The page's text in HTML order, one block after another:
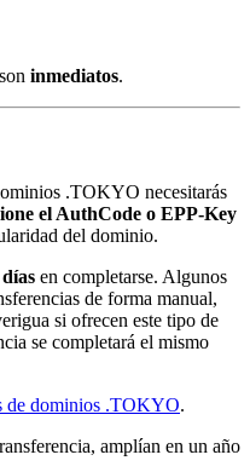
inmediatos.
.TOKYO necesitarás
el AuthCode o EPP-Key
del dominio.
en completarse. Algunos
de forma manual,
si ofrecen este tipo de
se completará el mismo
de dominios .TOKYO.
amplían en un año